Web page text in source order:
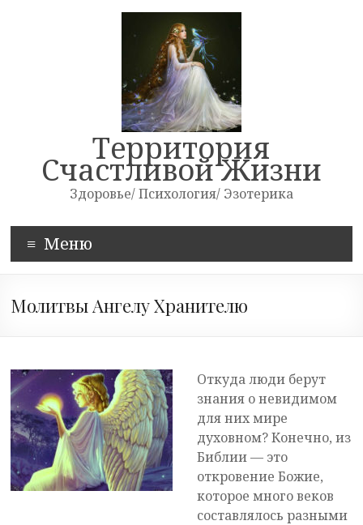
Территория
Счастливой Жизни
Здоровье/ Психология/ Эзотерика
Меню
Молитвы Ангелу Хранителю
Откуда люди берут
знания о невидимом
для них мире
духовном? Конечно, из
Библии — это
откровение Божие,
которое много веков
составлялось разными